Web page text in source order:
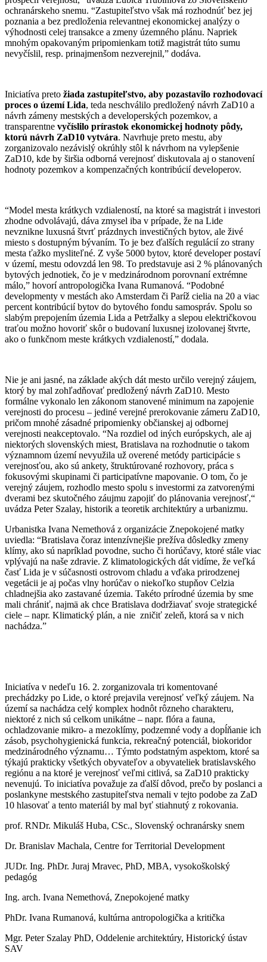
ochranárskeho snemu. “Zastupiteľstvo však má rozhodnúť bez jej
poznania a bez predloženia relevantnej ekonomickej analýzy o
výhodnosti celej transakce a zmeny územného plánu. Napriek
mnohým opakovaným pripomienkam totiž magistrát túto sumu
nevyčíslil, resp. prinajmenšom nezverejnil,” dodáva.
Iniciatíva preto žiada zastupiteľstvo, aby pozastavilo rozhodovací
proces o území Lida, teda neschválilo predložený návrh ZaD10 a
návrh zámeny mestských a developerských pozemkov, a
transparentne vyčíslilo prírastok ekonomickej hodnoty pôdy,
ktorú návrh ZaD10 vytvára. Navrhuje preto mestu, aby
zorganizovalo nezávislý okrúhly stôl k návrhom na vylepšenie
ZaD10, kde by širšia odborná verejnosť diskutovala aj o stanovení
hodnoty pozemkov a kompenzačných kontribúcií developerov.
“Model mesta krátkych vzdialeností, na ktoré sa magistrát i investori
zhodne odvolávajú, dáva zmysel iba v prípade, že na Lide
nevznikne luxusná štvrť prázdnych investičných bytov, ale živé
miesto s dostupným bývaním. To je bez ďalších regulácií zo strany
mesta ťažko mysliteľné. Z vyše 5000 bytov, ktoré developer postaví
v území, mestu odovzdá len 98. To predstavuje asi 2 % plánovaných
bytových jednotiek, čo je v medzinárodnom porovnaní extrémne
málo,” hovorí antropologička Ivana Rumanová. “Podobné
developmenty v mestách ako Amsterdam či Paríž cielia na 20 a viac
percent kontribúcií bytov do bytového fondu samospráv. Spolu so
slabým prepojením územia Lida a Petržalky a slepou električkovou
traťou možno hovoriť skôr o budovaní luxusnej izolovanej štvrte,
ako o funkčnom meste krátkych vzdialeností,” dodala.
Nie je ani jasné, na základe akých dát mesto určilo verejný záujem,
ktorý by mal zohľadňovať predložený návrh ZaD10. Mesto
formálne vykonalo len zákonom stanovené minimum na zapojenie
verejnosti do procesu – jediné verejné prerokovanie zámeru ZaD10,
pričom mnohé zásadné pripomienky občianskej aj odbornej
verejnosti neakceptovalo. “Na rozdiel od iných európskych, ale aj
niektorých slovenských miest, Bratislava na rozhodnutie o takom
významnom území nevyužila už overené metódy participácie s
verejnosťou, ako sú ankety, štruktúrované rozhovory, práca s
fokusovými skupinami či participatívne mapovanie. O tom, čo je
verejný záujem, rozhodlo mesto spolu s investormi za zatvorenými
dverami bez skutočného záujmu zapojiť do plánovania verejnosť,“
uvádza Peter Szalay, historik a teoretik architektúry a urbanizmu.
Urbanistka Ivana Nemethová z organizácie Znepokojené matky
uviedla: “Bratislava čoraz intenzívnejšie prežíva dôsledky zmeny
klímy, ako sú napríklad povodne, sucho či horúčavy, ktoré stále viac
vplývajú na naše zdravie. Z klimatologických dát vidíme, že veľká
časť Lida je v súčasnosti ostrovom chladu a vďaka prirodzenej
vegetácii je aj počas vlny horúčav o niekoľko stupňov Celzia
chladnejšia ako zastavané územia. Takéto prírodné územia by sme
mali chrániť, najmä ak chce Bratislava dodržiavať svoje strategické
ciele – napr. Klimatický plán, a nie zničiť zeleň, ktorá sa v nich
nachádza.”
Iniciatíva v nedeľu 16. 2. zorganizovala tri komentované
prechádzky po Lide, o ktoré prejavila verejnosť veľký záujem. Na
území sa nachádza celý komplex hodnôt rôzneho charakteru,
niektoré z nich sú celkom unikátne – napr. flóra a fauna,
ochladzovanie mikro- a mezoklímy, podzemné vody a dopĺňanie ich
zásob, psychohygienická funkcia, rekreačný potenciál, biokoridor
medzinárodného významu… Týmto podstatným aspektom, ktoré sa
týkajú prakticky všetkých obyvateľov a obyvateliek bratislavského
regiónu a na ktoré je verejnosť veľmi citlivá, sa ZaD10 prakticky
nevenujú. To iniciatíva považuje za ďalší dôvod, prečo by poslanci a
poslankyne mestského zastupiteľstva nemali v tejto podobe za ZaD
10 hlasovať a tento materiál by mal byť stiahnutý z rokovania.
prof. RNDr. Mikuláš Huba, CSc., Slovenský ochranársky snem
Dr. Branislav Machala, Centre for Territorial Development
JUDr. Ing. PhDr. Juraj Mravec, PhD, MBA, vysokoškolský
pedagóg
Ing. arch. Ivana Nemethová, Znepokojené matky
PhDr. Ivana Rumanová, kultúrna antropologička a kritička
Mgr. Peter Szalay PhD, Oddelenie architektúry, Historický ústav
SAV